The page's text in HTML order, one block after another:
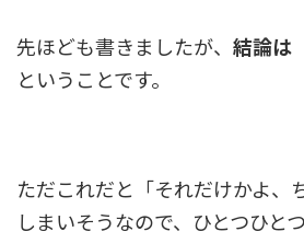
先ほども書きましたが、 結論は
ということです。
ただこれだと「それだけかよ、
しまいそうなので、ひとつひと